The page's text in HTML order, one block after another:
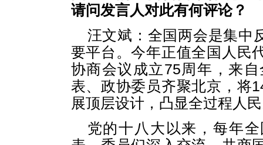
请问发言人对此有何评论？
汪文斌：全国两会是集中
要平台。今年正值全国人民
协商会议成立75周年，来
表、政协委员齐聚北京，将
展顶层设计，凸显全过程人
党的十八大以来，每年